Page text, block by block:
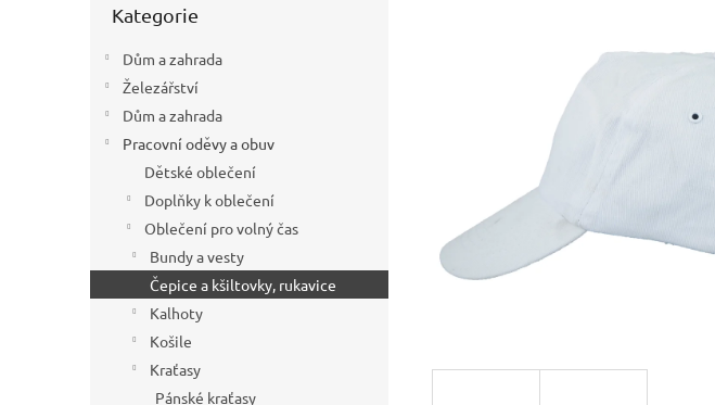
l
kategorie
Kategorie
Dům a zahrada
Železářství
Dům a zahrada
Pracovní oděvy a obuv
Dětské oblečení
Doplňky k oblečení
Oblečení pro volný čas
Bundy a vesty
Čepice a kšiltovky, rukavice
Kalhoty
Košile
Kraťasy
Pánské kraťasy